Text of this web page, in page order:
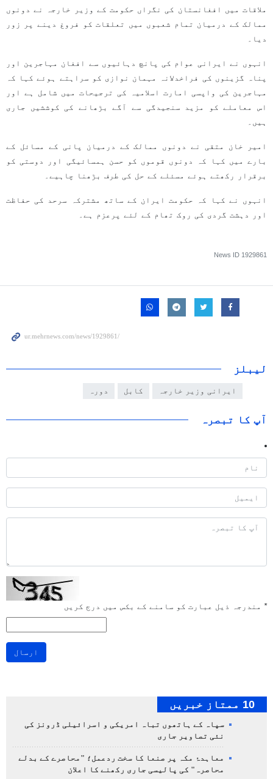
ملاقات میں افغانستان کی نگراں حکومت کے وزیر خارجہ نے دونوں
ممالک کے درمیان تمام شعبوں میں تعلقات کو فروغ دینے پر زور
دیا۔
انہوں نے ایرانی عوام کی پانچ دہائیوں سے افغان مہاجرین اور
پناہ گزینوں کی فراخدلانہ مہمان نوازی کو سراہتے ہوئے کہا کہ
مہاجرین کی واپسی امارت اسلامیہ کی ترجیحات میں شامل ہے اور
اس معاملے کو مزید سنجیدگی سے آگے بڑھانے کی کوششیں جاری
ہیں۔
امیر خان متقی نے دونوں ممالک کے درمیان پانی کے مسائل کے
بارے میں کہا کہ دونوں قوموں کو حسن ہمسائیگی اور دوستی کو
برقرار رکھتے ہوئے مسئلے کے حل کی طرف بڑھنا چاہیے۔
انہوں نے کہا کہ حکومت ایران کے ساتھ مشترکہ سرحد کی حفاظت
اور دہشت گردی کی روک تھام کے لئے پرعزم ہے۔
News ID 1929861
لیبلز
ایرانی وزیر خارجہ کابل دورہ
آپ کا تبصرہ
* مندرجہ ذیل عبارت کو سامنے کے بکس میں درج کریں
ارسال
10 ممتاز خبریں
سپاہ کے ہاتھوں تباہ امریکی و اسرائیلی ڈرونز کی
نئی تصاویر جاری
معاہدۂ مکہ پر صنعا کا سخت ردعمل؛ "محاصرے کے بدلے
محاصرہ" کی پالیسی جاری رکھنے کا اعلان